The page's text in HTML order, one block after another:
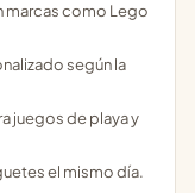
marcas como Lego
según la
juegos de playa y
el mismo día.